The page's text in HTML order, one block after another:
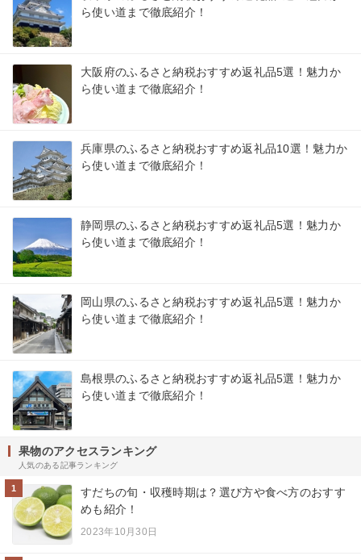
ら使い道まで徹底紹介！
大阪府のふるさと納税おすすめ返礼品5選！魅力か
ら使い道まで徹底紹介！
兵庫県のふるさと納税おすすめ返礼品10選！魅力か
ら使い道まで徹底紹介！
静岡県のふるさと納税おすすめ返礼品5選！魅力か
ら使い道まで徹底紹介！
岡山県のふるさと納税おすすめ返礼品5選！魅力か
ら使い道まで徹底紹介！
島根県のふるさと納税おすすめ返礼品5選！魅力か
ら使い道まで徹底紹介！
果物のアクセスランキング
人気のある記事ランキング
1
すだちの旬・収穫時期は？選び方や食べ方のおすす
めも紹介！
2023年10月30日